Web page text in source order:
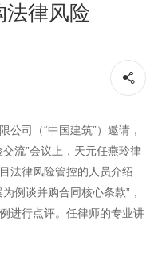
法律风险
司（“中国建筑”）邀请，
流”会议上，天元任燕玲律
法律风险管控的人员介绍
例谈并购合同核心条款”，
进行点评。任律师的专业讲